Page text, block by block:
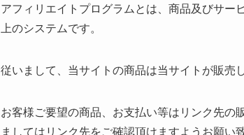
アフィリエイトプログラムとは、商品及びサー
上のシステムです。
従いまして、当サイトの商品は当サイトが販売
お客様ご要望の商品、お支払い等はリンク先の
ましてはリンク先をご確認頂けますようお願い